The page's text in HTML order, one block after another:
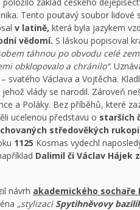
Tento poutavý soubor lidové
v latině, která byla jazykem
vědomí. S láskou popisoval
táhnou po obvodu celé
obklopovalo a chránilo“.
svatého Václava a Vojtěcha.
vlády se narodil. Zároveň
a Poláky. Bez příběhů, které
ucelenou představu o starších
středověkých
1125 Kosmas vydechl
Dalimil či Václav Hájek
návrh akademického sochaře
„stylizaci Spytihněvovy